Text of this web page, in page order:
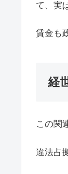
て、実
賃金も
経
この関
違法占